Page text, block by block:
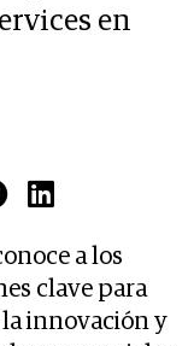
en
a los
clave para
innovación y